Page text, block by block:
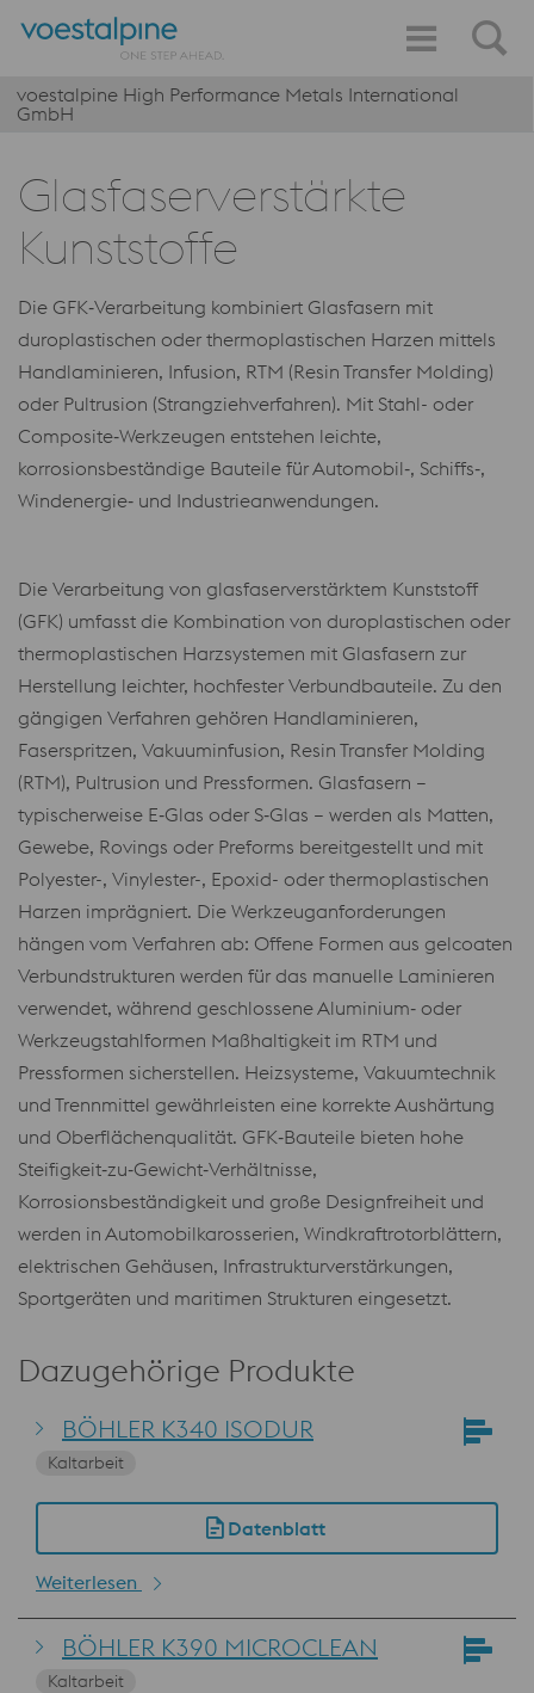
voestalpine High Performance Metals International
GmbH
Glasfaserverstärkte
Kunststoffe
Die GFK‑Verarbeitung kombiniert Glasfasern mit
duroplastischen oder thermoplastischen Harzen mittels
Handlaminieren, Infusion, RTM (Resin Transfer Molding)
oder Pultrusion (Strangziehverfahren). Mit Stahl- oder
Composite‑Werkzeugen entstehen leichte,
korrosionsbeständige Bauteile für Automobil‑, Schiffs‑,
Windenergie‑ und Industrieanwendungen.
Die Verarbeitung von glasfaserverstärktem Kunststoff
(GFK) umfasst die Kombination von duroplastischen oder
thermoplastischen Harzsystemen mit Glasfasern zur
Herstellung leichter, hochfester Verbundbauteile. Zu den
gängigen Verfahren gehören Handlaminieren,
Faserspritzen, Vakuuminfusion, Resin Transfer Molding
(RTM), Pultrusion und Pressformen. Glasfasern –
typischerweise E‑Glas oder S‑Glas – werden als Matten,
Gewebe, Rovings oder Preforms bereitgestellt und mit
Polyester-, Vinylester-, Epoxid- oder thermoplastischen
Harzen imprägniert. Die Werkzeuganforderungen
hängen vom Verfahren ab: Offene Formen aus gelcoaten
Verbundstrukturen werden für das manuelle Laminieren
verwendet, während geschlossene Aluminium‑ oder
Werkzeugstahlformen Maßhaltigkeit im RTM und
Pressformen sicherstellen. Heizsysteme, Vakuumtechnik
und Trennmittel gewährleisten eine korrekte Aushärtung
und Oberflächenqualität. GFK‑Bauteile bieten hohe
Steifigkeit‑zu‑Gewicht‑Verhältnisse,
Korrosionsbeständigkeit und große Designfreiheit und
werden in Automobilkarosserien, Windkraftrotorblättern,
elektrischen Gehäusen, Infrastrukturverstärkungen,
Sportgeräten und maritimen Strukturen eingesetzt.
Dazugehörige Produkte
BÖHLER K340 ISODUR
Kaltarbeit
Datenblatt
Weiterlesen
BÖHLER K390 MICROCLEAN
Kaltarbeit